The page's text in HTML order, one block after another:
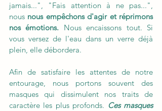
jamais...", "Fais attention à ne pas...",
nous nous empêchons d'agir et réprimons
nos émotions. Nous encaissons tout. Si
vous versez de l'eau dans un verre déjà
plein, elle débordera.
Afin de satisfaire les attentes de notre
entourage, nous portons souvent des
masques qui dissimulent nos traits de
caractère les plus profonds. Ces masques